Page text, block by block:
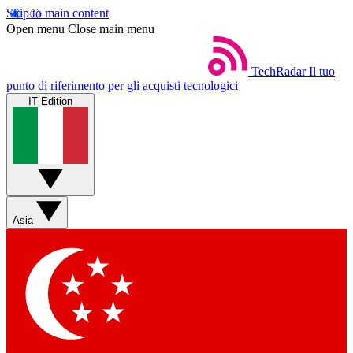
Skip to main content
Open menu Close main menu
TechRadar Il tuo
punto di riferimento per gli acquisti tecnologici
IT Edition
Asia